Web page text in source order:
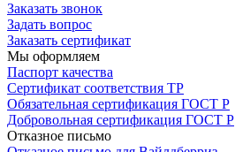
Заказать звонок
Задать вопрос
Заказать сертификат
Мы оформляем
Паспорт качества
Сертификат соответствия ТР
Обязательная сертификация ГОСТ Р
Добровольная сертификация ГОСТ Р
Отказное письмо